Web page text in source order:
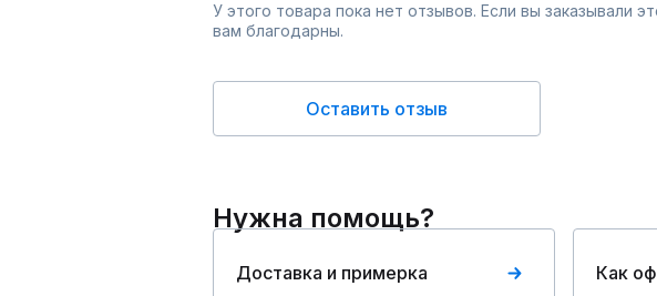
У этого товара пока нет отзывов. Если вы заказывали
вам благодарны.
Оставить отзыв
Нужна помощь?
Доставка и примерка Как